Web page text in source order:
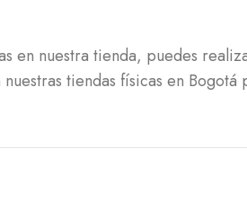
en nuestra tienda, puedes
tiendas físicas en Bogotá